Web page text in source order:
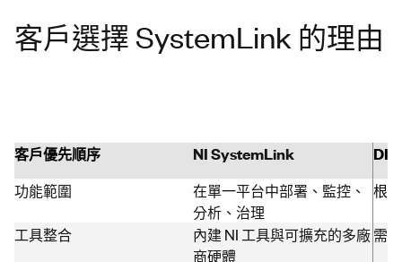
客戶選擇 SystemLink 的理由
客戶優先順序 NI SystemLink
功能範圍
在單一平台中部署、監控、
分析、治理
根
工具整合
內建 NI 工具與可擴充的多廠
商硬體
需